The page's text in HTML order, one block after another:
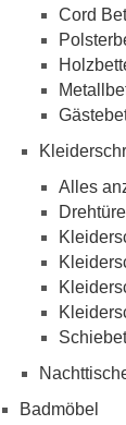
Cord
Alles
Badmöbel